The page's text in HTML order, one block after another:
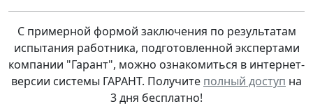
С примерной формой заключения по результатам
испытания работника, подготовленной экспертами
компании "Гарант", можно ознакомиться в интернет-
версии системы ГАРАНТ. Получите полный доступ на
3 дня бесплатно!